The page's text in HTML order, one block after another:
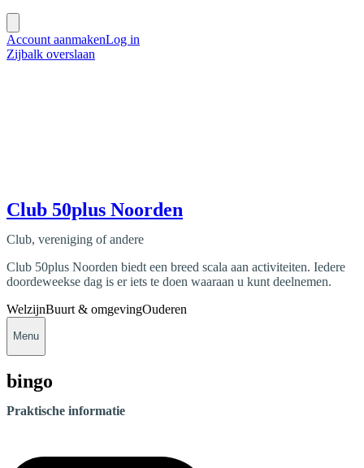
Account aanmakenLog in
Zijbalk overslaan
Club 50plus Noorden
Club, vereniging of andere
Club 50plus Noorden biedt een breed scala aan activiteiten. Iedere
doordeweekse dag is er iets te doen waaraan u kunt deelnemen.
WelzijnBuurt & omgevingOuderen
Menu
bingo
Praktische informatie